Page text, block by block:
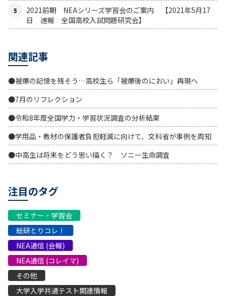
2021前期 NEAシリーズ学習会のご案内 【2021年5月17
日 速報 全国高校入試問題研究会】
関連記事
●被爆の記憶を残そう…高校生ら「被爆後のにおい」再現へ
●7月のリフレクション
●令和8年度全国学力・学習状況調査の分析結果
●学用品・教材の保護者負担軽減に向けて、文科省が事例を周知
●中高生は将来をどう思い描く？ ソニー生命調査
注目のタグ
セミナー・学習会
総研とりコレ！
NEA通信 (会報)
NEA通信 (コレイマ)
その他
大学入学共通テスト関連情報